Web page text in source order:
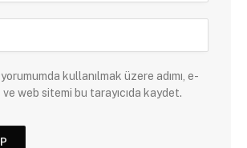
kullanılmak üzere adımı, e-
web sitemi bu tarayıcıda kaydet.